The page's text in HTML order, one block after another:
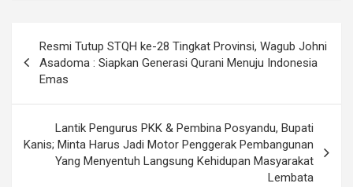
pos
Resmi Tutup STQH ke-28 Tingkat Provinsi, Wagub Johni
Asadoma : Siapkan Generasi Qurani Menuju Indonesia
Emas
Lantik Pengurus PKK & Pembina Posyandu, Bupati
Kanis; Minta Harus Jadi Motor Penggerak Pembangunan
Yang Menyentuh Langsung Kehidupan Masyarakat
Lembata